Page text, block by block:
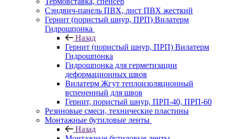
Сэндвич-панель ПВХ, лист ПВХ жесткий
Гернит (пористый шнур, ПРП) Вилатерм
Гидрошпонка
Назад
Гернит (пористый шнур, ПРП) Вилатерм
Гидрошпонка
Гидрошпонка для герметизации
деформационных швов
Вилатерм Жгут теплоизоляционный
вспененный для швов
Гернит, пористый шнур, ПРП-40, ПРП-60
Резиновые смеси, технические пластины
Монтажные бутиловые ленты
Назад